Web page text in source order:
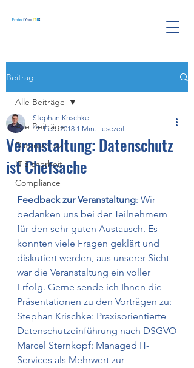
Beitrag
Alle Beiträge
Datenschutz
IT-Sicherheit
Compliance
Alle Beiträge
Veranstaltung: Datenschutz
ist Chefsache
Stephan Krischke
12. Feb. 2018 1 Min. Lesezeit
Feedback zur Veranstaltung: Wir
bedanken uns bei der Teilnehmern
für den sehr guten Austausch. Es
konnten viele Fragen geklärt und
diskutiert werden, aus unserer Sicht
war die Veranstaltung ein voller
Erfolg. Gerne sende ich Ihnen die
Präsentationen zu den Vorträgen zu:
Stephan Krischke: Praxisorientierte
Datenschutzeinführung nach DSGVO
Marcel Sternkopf: Managed IT-
Services als Mehrwert zur